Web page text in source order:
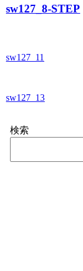
sw127_8-STEP
sw127_11
sw127_13
検索